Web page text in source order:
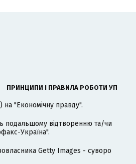
ПРИНЦИПИ І ПРАВИЛА РОБОТИ УП
на "Економічну правду".
подальшому відтворенню та/чи
Україна".
Getty Images - суворо